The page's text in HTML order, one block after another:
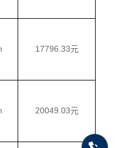
17796.33元
20049.03元